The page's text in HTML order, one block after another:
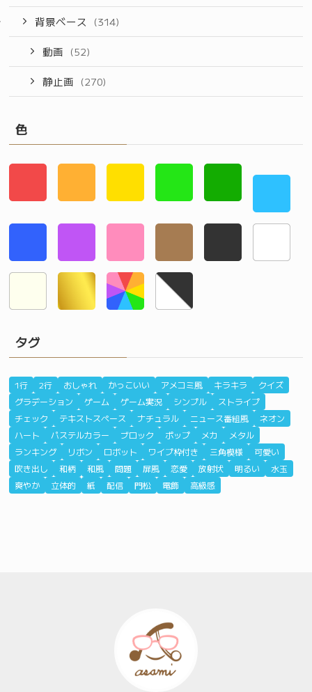
背景ベース (314)
動画 (52)
静止画 (270)
色
タグ
1行 2行 おしゃれ かっこいい アメコミ風 キラキラ
クイズ
グラデーション
ゲーム ゲーム実況 シンプル
ストライプ
チェック
テキストスペース ナチュラル ニュース番組風
ネオン
ハート
パステルカラー ブロック ポップ メカ
メタル
ランキング
リボン ロボット ワイプ枠付き 三角模様
可愛い
吹き出し
和柄 和風 問題 屏風 恋愛 放射状 明るい
水玉
爽やか
立体的 紙 配信 門松 電飾 高級感